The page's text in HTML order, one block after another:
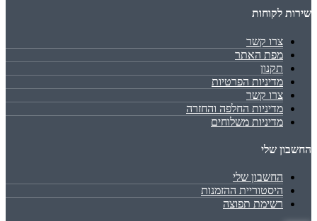
שירות לקוחות
צרו קשר
מפת האתר
תקנון
מדיניות הפרטיות
צרו קשר
מדיניות החלפה והחזרה
מדיניות משלוחים
החשבון שלי
החשבון שלי
היסטוריית ההזמנות
רשימת תפוצה